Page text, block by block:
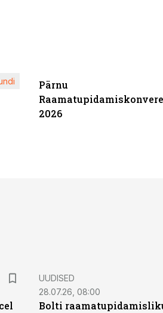
Pärnu
2026
UUDISED
28.07.26, 08:00
Bolti